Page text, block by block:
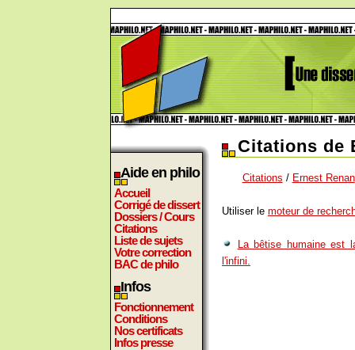
Aide en philo
Accueil
Corrigé de dissert
Dossiers / Cours
Citations
Liste de sujets
Votre correction
BAC de philo
Infos
Fonctionnement
Conditions
Nos certificats
Infos presse
Citations de
Citations / Ernest Renan
Utiliser le moteur de
La bêtise humaine est
l'infini.